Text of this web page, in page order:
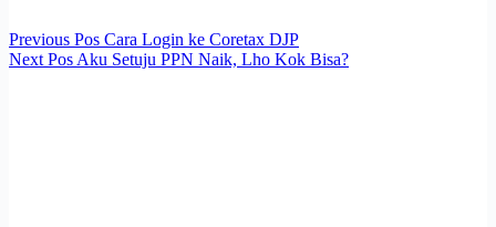
Previous Pos Cara Login ke Coretax DJP
Next Pos Aku Setuju PPN Naik, Lho Kok Bisa?